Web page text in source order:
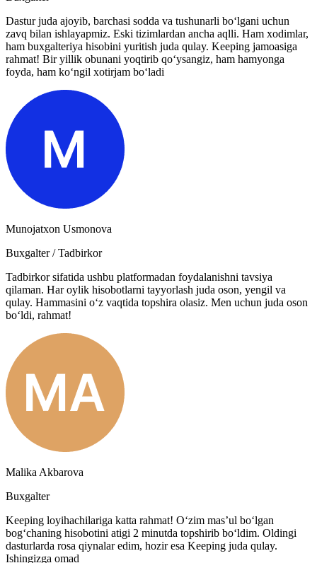
Dastur juda ajoyib, barchasi sodda va tushunarli bo‘lgani uchun
zavq bilan ishlayapmiz. Eski tizimlardan ancha aqlli. Ham xodimlar,
ham buxgalteriya hisobini yuritish juda qulay. Keeping jamoasiga
rahmat! Bir yillik obunani yoqtirib qo‘ysangiz, ham hamyonga
foyda, ham ko‘ngil xotirjam bo‘ladi
Munojatxon Usmonova
Buxgalter / Tadbirkor
Tadbirkor sifatida ushbu platformadan foydalanishni tavsiya
qilaman. Har oylik hisobotlarni tayyorlash juda oson, yengil va
qulay. Hammasini o‘z vaqtida topshira olasiz. Men uchun juda oson
bo‘ldi, rahmat!
Malika Akbarova
Buxgalter
Keeping loyihachilariga katta rahmat! O‘zim mas’ul bo‘lgan
bog‘chaning hisobotini atigi 2 minutda topshirib bo‘ldim. Oldingi
dasturlarda rosa qiynalar edim, hozir esa Keeping juda qulay.
Ishingizga omad